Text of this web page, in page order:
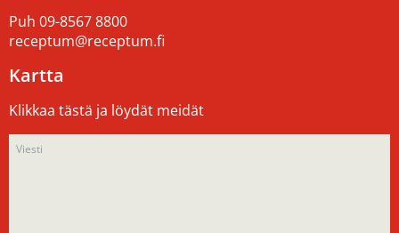
Puh 09-8567 8800
receptum@receptum.fi
Kartta
Klikkaa tästä ja löydät meidät